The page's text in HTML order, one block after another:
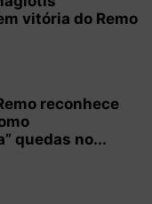
vitória do Remo
reconhece
quedas no...